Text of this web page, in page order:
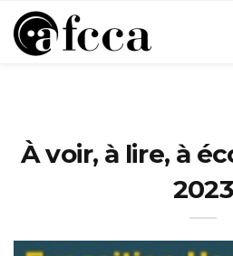
À voir, à lire, à
2023